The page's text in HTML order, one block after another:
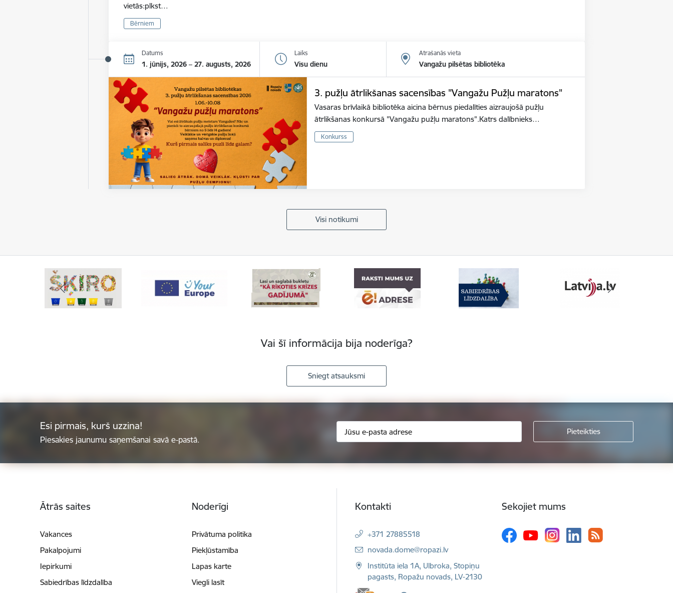
vietās:plkst…
Bērniem
Datums
1. jūnijs, 2026 – 27. augusts, 2026
Laiks
Visu dienu
Atrašanās vieta
Vangažu pilsētas bibliotēka
3. pužļu ātrlikšanas sacensības "Vangažu Pužļu maratons"
Vasaras brīvlaikā bibliotēka aicina bērnus piedalīties aizraujošā pužļu
ātrlikšanas konkursā "Vangažu pužļu maratons".Katrs dalībnieks…
Konkurss
Visi notikumi
Vai šī informācija bija noderīga?
Sniegt atsauksmi
Esi pirmais, kurš uzzina!
Piesakies jaunumu saņemšanai savā e-pastā.
Ātrās saites
Vakances
Pakalpojumi
Iepirkumi
Sabiedrības līdzdalība
Noderīgi
Privātuma politika
Piekļūstamība
Lapas karte
Viegli lasīt
Kontakti
+371 27885518
E-pasts:
novada.dome@ropazi.lv
Institūta iela 1A, Ulbroka, Stopiņu
pagasts, Ropažu novads, LV-2130
Sekojiet mums